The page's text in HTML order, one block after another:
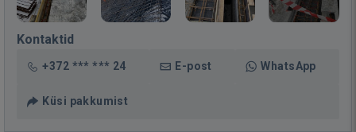
Kontaktid
+372 *** *** 24 E-post WhatsApp
Küsi pakkumist